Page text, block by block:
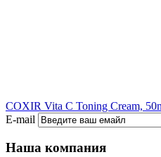
COXIR Vita C Toning Cream,
E-mail
Наша компания